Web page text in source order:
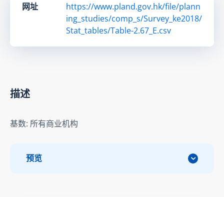
网址
https://www.pland.gov.hk/file/plann
ing_studies/comp_s/Survey_ke2018/
Stat_tables/Table-2.67_E.csv
描述
基数: 所有商业机构
预览